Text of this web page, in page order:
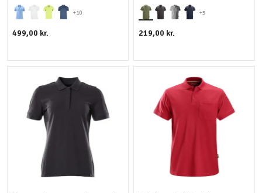
+10
499,00 kr.
+5
219,00 kr.